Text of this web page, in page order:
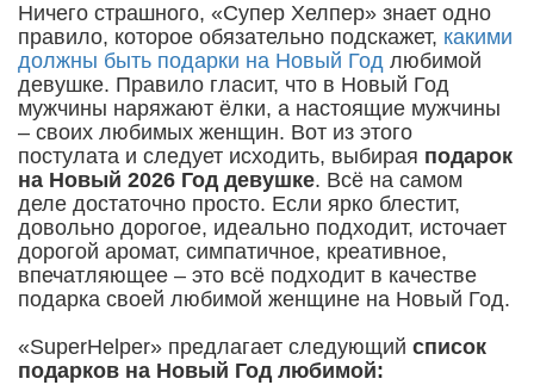
Ничего страшного, «Супер Хелпер» знает одно
правило, которое обязательно подскажет, какими
должны быть подарки на Новый Год любимой
девушке. Правило гласит, что в Новый Год
мужчины наряжают ёлки, а настоящие мужчины
– своих любимых женщин. Вот из этого
постулата и следует исходить, выбирая подарок
на Новый 2026 Год девушке. Всё на самом
деле достаточно просто. Если ярко блестит,
довольно дорогое, идеально подходит, источает
дорогой аромат, симпатичное, креативное,
впечатляющее – это всё подходит в качестве
подарка своей любимой женщине на Новый Год.
«SuperHelper» предлагает следующий список
подарков на Новый Год любимой: